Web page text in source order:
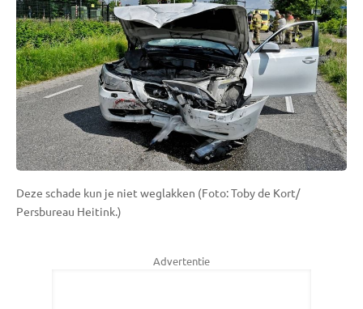
Deze schade kun je niet weglakken (Foto: Toby de Kort/
Persbureau Heitink.)
Advertentie